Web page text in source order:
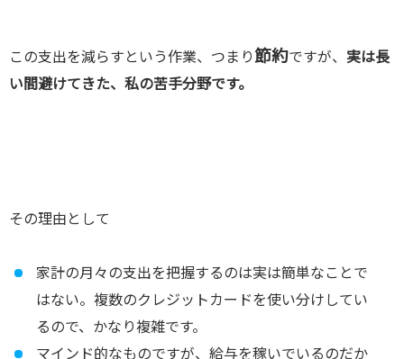
この支出を減らすという作業、つまり節約ですが、 実は長
い間避けてきた、私の苦手分野です。
その理由として
家計の月々の支出を把握するのは実は簡単なことで
はない。複数のクレジットカードを使い分けしてい
るので、かなり複雑です。
マインド的なものですが、給与を稼いでいるのだか